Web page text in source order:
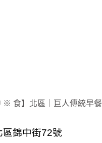
※ 食】北區｜巨人傳統早餐
錦中街72號